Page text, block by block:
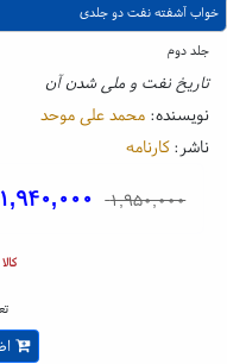
خواب آشفته نفت دو جلدی
جلد دوم
تاریخ نفت و ملی شدن آن
نویسنده: محمد علی موحد
ناشر:کارنامه
۱,۹۵۰,۰۰۰ ۱,۹۴۰,۰۰۰